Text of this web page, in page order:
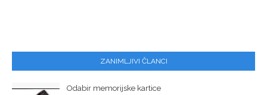
ZANIMLJIVI ČLANCI
Odabir memorijske kartice